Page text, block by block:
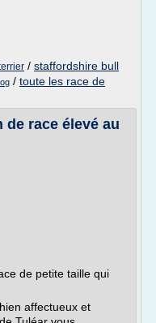
/ staffordshire bull
/ toute les race de
de race élevé au
de petite taille qui
affectueux et